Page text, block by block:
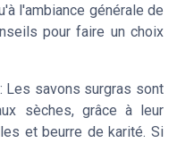
l'ambiance générale de
pour faire un choix
: Les savons surgras sont
sèches, grâce à leur
et beurre de karité. Si